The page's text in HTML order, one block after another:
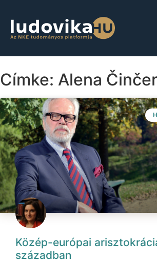
Címke: Alena
Közép-európai
században